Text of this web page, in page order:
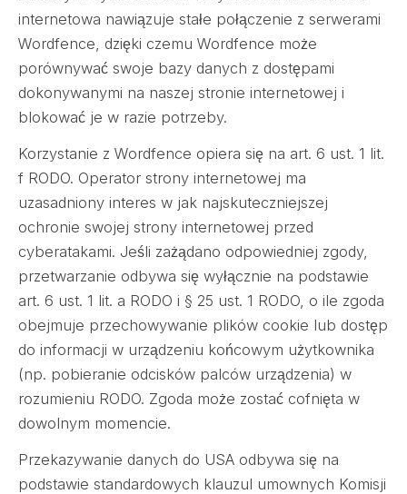
internetowa nawiązuje stałe połączenie z serwerami
Wordfence, dzięki czemu Wordfence może
porównywać swoje bazy danych z dostępami
dokonywanymi na naszej stronie internetowej i
blokować je w razie potrzeby.
Korzystanie z Wordfence opiera się na art. 6 ust. 1 lit.
f RODO. Operator strony internetowej ma
uzasadniony interes w jak najskuteczniejszej
ochronie swojej strony internetowej przed
cyberatakami. Jeśli zażądano odpowiedniej zgody,
przetwarzanie odbywa się wyłącznie na podstawie
art. 6 ust. 1 lit. a RODO i § 25 ust. 1 RODO, o ile zgoda
obejmuje przechowywanie plików cookie lub dostęp
do informacji w urządzeniu końcowym użytkownika
(np. pobieranie odcisków palców urządzenia) w
rozumieniu RODO. Zgoda może zostać cofnięta w
dowolnym momencie.
Przekazywanie danych do USA odbywa się na
podstawie standardowych klauzul umownych Komisji